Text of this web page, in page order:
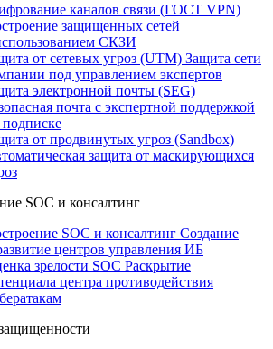
каналов связи (ГОСТ VPN)
защищенных сетей
СКЗИ
от сетевых угроз (UTM) Защита сети
под управлением экспертов
электронной почты (SEG)
почта с экспертной поддержкой
от продвинутых угроз (Sandbox)
защита от маскирующихся
SOC и консалтинг
SOC и консалтинг Создание
центров управления ИБ
зрелости SOC Раскрытие
центра противодействия